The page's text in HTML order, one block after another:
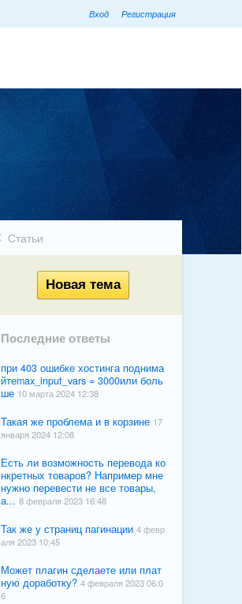
Вход Регистрация
Статьи
Последние ответы
при 403 ошибке хостинга поднима
йтеmax_input_vars = 3000или боль
ше 10 марта 2024 12:38
Такая же проблема и в корзине 17
января 2024 12:08
Есть ли возможность перевода ко
нкретных товаров? Например мне
нужно перевести не все товары,
а... 8 февраля 2023 16:48
Так же у страниц пагинации 4 февр
аля 2023 10:45
Может плагин сделаете или плат
ную доработку? 4 февраля 2023 06:0
6